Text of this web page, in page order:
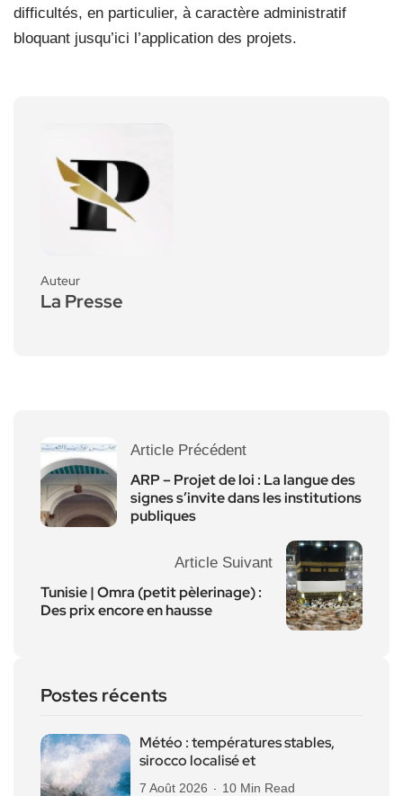
difficultés, en particulier, à caractère administratif
bloquant jusqu’ici l’application des projets.
Auteur
La Presse
Article Précédent
ARP – Projet de loi : La langue des
signes s’invite dans les institutions
publiques
Article Suivant
Tunisie | Omra (petit pèlerinage) :
Des prix encore en hausse
Postes récents
Météo : températures stables,
sirocco localisé et
7 Août 2026 10 Min Read